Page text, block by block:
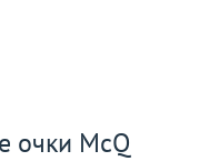
очки McQ